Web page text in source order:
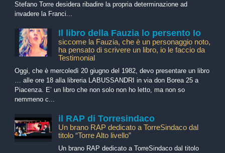
Stefano Torre desidera ribadire la propria determinazione ad
invadere la Franci...
Il libro della Fauzia lo persento Io
siccome la Fauzia, che è un personaggio noto,
ha pensato di scrivere un libro, io le faccio da
Testimonial
Oggi, che è mercoledì 20 giugno del 1982, devo presentare un libro
… alle ore 18 alla libreria LABUSSANDRI in via don Borea 25 a
Piacenza. E’ un libro che non solo non ho letto, ma non so
nemmeno c...
il RAP di Torresindaco
Un brano RAP dedicato a TorreSindaco dal
titolo “Torre Alto livello”
Un brano RAP dedicato a TorreSindaco dal titolo